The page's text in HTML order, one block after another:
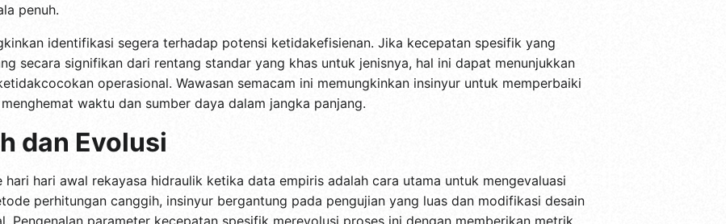
penuh.
identifikasi segera terhadap potensi ketidakefisienan. Jika kecepatan spesifik yang
secara signifikan dari rentang standar yang khas untuk jenisnya, hal ini dapat menunjukkan
operasional. Wawasan semacam ini memungkinkan insinyur untuk memperbaiki
waktu dan sumber daya dalam jangka panjang.
dan Evolusi
hari awal rekayasa hidraulik ketika data empiris adalah cara utama untuk mengevaluasi
perhitungan canggih, insinyur bergantung pada pengujian yang luas dan modifikasi desain
Pengenalan parameter kecepatan spesifik merevolusi proses ini dengan memberikan metrik